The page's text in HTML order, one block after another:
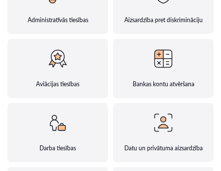
Administratīvās tiesības Aizsardzība pret diskrimināciju
Aviācijas tiesības Bankas kontu atvēršana
Darba tiesības Datu un privātuma aizsardzība